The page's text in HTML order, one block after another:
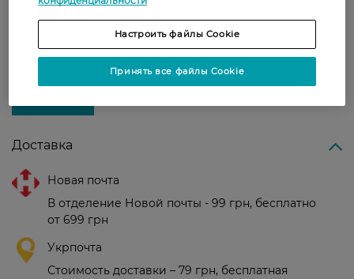
Рейтинг и отзывы
0
Доставка
Новая почта
В отделение Новой почты - 99 грн, бесплатно
от 699 грн
Укрпочта
Стоимость доставки – 79 грн, бесплатная
Настроить файлы Cookie
Принять все файлы Cookie